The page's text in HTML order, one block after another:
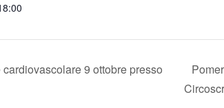
9 ottobre presso